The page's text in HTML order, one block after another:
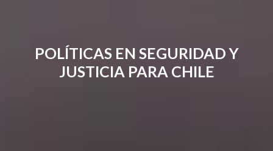
POLÍTICAS EN SEGURIDAD Y
JUSTICIA PARA CHILE